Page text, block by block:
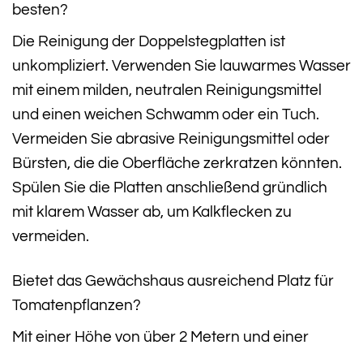
besten?
Die Reinigung der Doppelstegplatten ist
unkompliziert. Verwenden Sie lauwarmes Wasser
mit einem milden, neutralen Reinigungsmittel
und einen weichen Schwamm oder ein Tuch.
Vermeiden Sie abrasive Reinigungsmittel oder
Bürsten, die die Oberfläche zerkratzen könnten.
Spülen Sie die Platten anschließend gründlich
mit klarem Wasser ab, um Kalkflecken zu
vermeiden.
Bietet das Gewächshaus ausreichend Platz für
Tomatenpflanzen?
Mit einer Höhe von über 2 Metern und einer